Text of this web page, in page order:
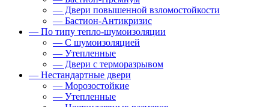
— Двери повышенной взломостойкости
— Бастион-Антикризис
— По типу тепло-шумоизоляции
— С шумоизоляцией
— Утепленные
— Двери с терморазрывом
— Нестандартные двери
— Морозостойкие
— Утепленные